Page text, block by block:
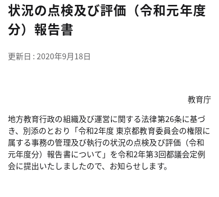
状況の点検及び評価（令和元年度
分）報告書
更新日 2020年9月18日
教育庁
地方教育行政の組織及び運営に関する法律第26条に基づ
き、別添のとおり「令和2年度 東京都教育委員会の権限に
属する事務の管理及び執行の状況の点検及び評価（令和
元年度分）報告書について」を令和2年第3回都議会定例
会に提出いたしましたので、お知らせします。